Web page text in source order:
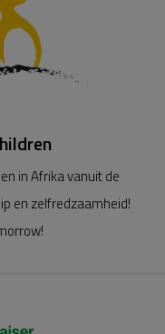
in Afrika vanuit de
en zelfredzaamheid!